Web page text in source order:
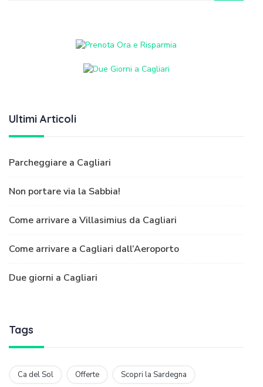
Ultimi Articoli
Parcheggiare a Cagliari
Non portare via la Sabbia!
Come arrivare a Villasimius da Cagliari
Come arrivare a Cagliari dall’Aeroporto
Due giorni a Cagliari
Tags
Ca del Sol Offerte Scopri la Sardegna